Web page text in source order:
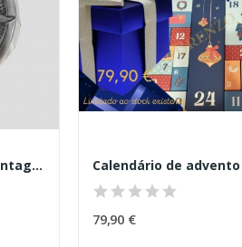
Incensário metálico pentagrama Calendário de advento
79,90 €